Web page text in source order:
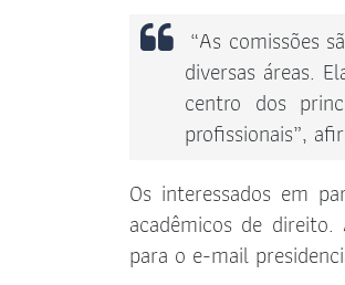
“As comissões
diversas áreas.
centro dos
profissionais”,
Os interessados em
acadêmicos de
para o e-mail